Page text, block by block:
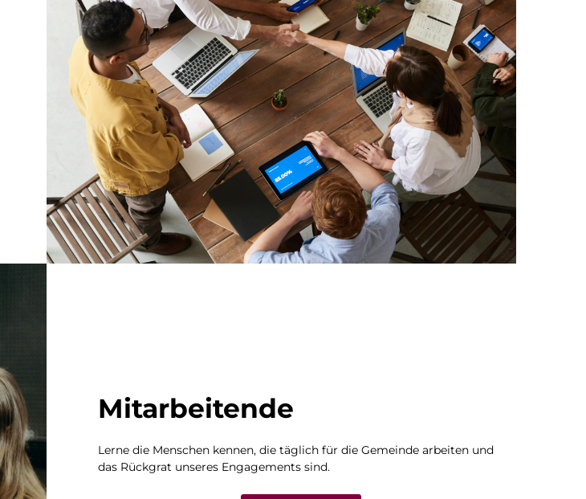
Mitarbeitende
Lerne die Menschen kennen, die täglich für die Gemeinde arbeiten und
das Rückgrat unseres Engagements sind.